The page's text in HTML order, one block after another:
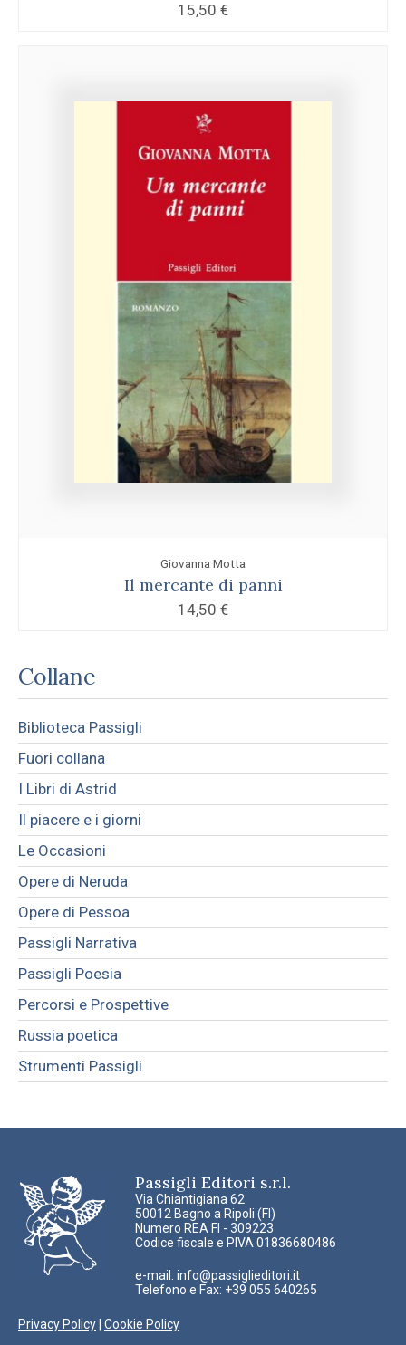
15,50 €
Giovanna Motta
Il mercante di panni
14,50 €
Collane
Biblioteca Passigli
Fuori collana
I Libri di Astrid
Il piacere e i giorni
Le Occasioni
Opere di Neruda
Opere di Pessoa
Passigli Narrativa
Passigli Poesia
Percorsi e Prospettive
Russia poetica
Strumenti Passigli
Passigli Editori s.r.l.
Via Chiantigiana 62
50012 Bagno a Ripoli (FI)
Numero REA FI - 309223
Codice fiscale e PIVA 01836680486
e-mail: info@passiglieditori.it
Telefono e Fax: +39 055 640265
Privacy Policy| Cookie Policy